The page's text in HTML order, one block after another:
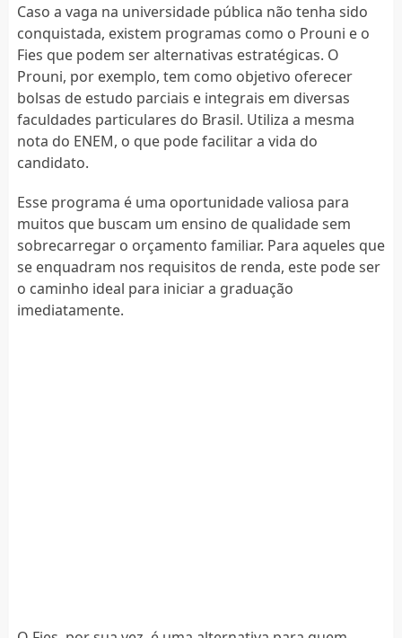
Caso a vaga na universidade pública não tenha sido
conquistada, existem programas como o Prouni e o
Fies que podem ser alternativas estratégicas. O
Prouni, por exemplo, tem como objetivo oferecer
bolsas de estudo parciais e integrais em diversas
faculdades particulares do Brasil. Utiliza a mesma
nota do ENEM, o que pode facilitar a vida do
candidato.
Esse programa é uma oportunidade valiosa para
muitos que buscam um ensino de qualidade sem
sobrecarregar o orçamento familiar. Para aqueles que
se enquadram nos requisitos de renda, este pode ser
o caminho ideal para iniciar a graduação
imediatamente.